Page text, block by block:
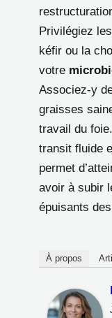
Privilégiez
kéfir ou la
votre
Associez-y
graisses
travail du
transit fluide
permet
avoir à subir
épuisants
À propos